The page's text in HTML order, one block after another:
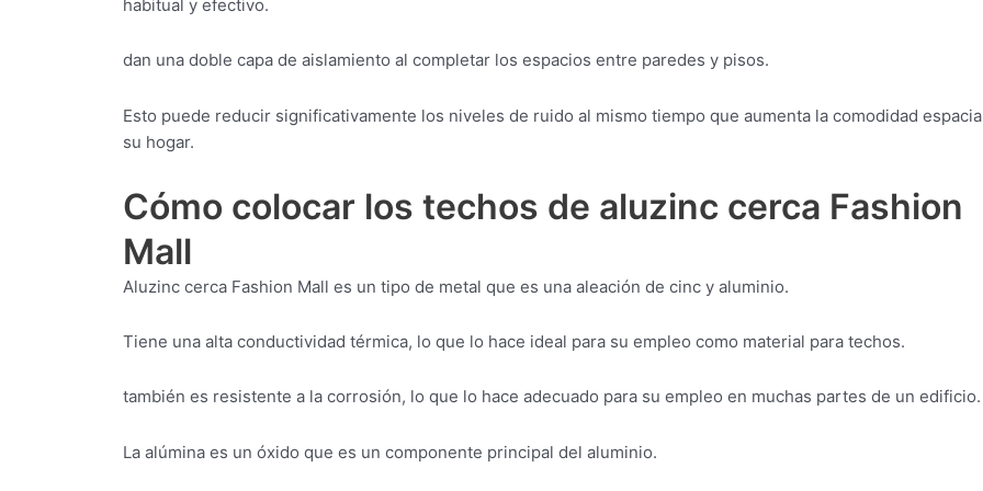
habitual y efectivo.
dan una doble capa de aislamiento al completar los espacios entre paredes y pisos.
Esto puede reducir significativamente los niveles de ruido al mismo tiempo que aumenta la comodidad
su hogar.
Cómo colocar los techos de aluzinc cerca Fashion
Mall
Aluzinc cerca Fashion Mall es un tipo de metal que es una aleación de cinc y aluminio.
Tiene una alta conductividad térmica, lo que lo hace ideal para su empleo como material para techos.
también es resistente a la corrosión, lo que lo hace adecuado para su empleo en muchas partes de un edificio.
La alúmina es un óxido que es un componente principal del aluminio.